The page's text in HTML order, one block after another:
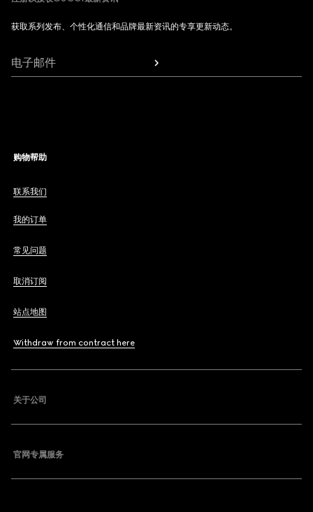
获取系列发布、个性化通信和品牌最新资讯的专享更新动态。
电子邮件
购物帮助
联系我们
我的订单
常见问题
取消订阅
站点地图
Withdraw from contract here
关于公司
官网专属服务